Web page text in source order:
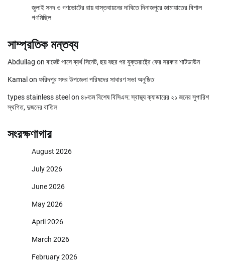
জুলাই সনদ ও গণভোটের রায় বাস্তবায়নের দাবিতে দিনাজপুরে জামায়াতের বিশাল
গণমিছিল
সাম্প্রতিক মন্তব্য
Abdullag on বাজেট পাসে ব্যর্থ সিনেট, ছয় বছর পর যুক্তরাষ্ট্রে ফের সরকার শাটডাউন
Kamal on ফরিদপুর সদর উপজেলা পরিষদের সাধারণ সভা অনুষ্ঠিত
types stainless steel on ৪৮তম বিশেষ বিসিএস: স্বাস্থ্য ক্যাডারের ২১ জনের সুপারিশ
স্থগিত, দুজনের বাতিল
সংরক্ষণাগার
August 2026
July 2026
June 2026
May 2026
April 2026
March 2026
February 2026